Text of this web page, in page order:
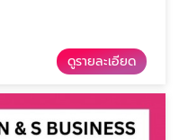
ดูรายละเอียด